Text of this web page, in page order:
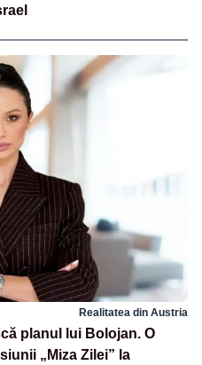
Realitatea din Austria
planul lui Bolojan. O
„Miza Zilei” la